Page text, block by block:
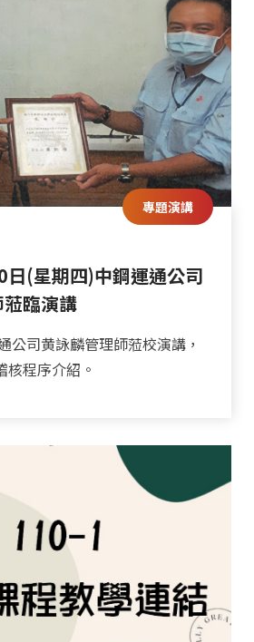
專題演講
(星期四)中鋼運通公司
臨演講
公司黄詠麟管理師蒞校演講，
核程序介紹。